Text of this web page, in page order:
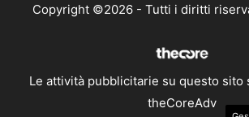
Copyright ©2026 - Tutti i diritti
Le attività pubblicitarie su questo sito
theCoreAdv